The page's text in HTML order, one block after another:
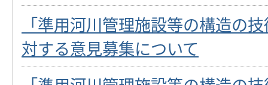
「準用河川管理施設等の構造の
対する意見募集について